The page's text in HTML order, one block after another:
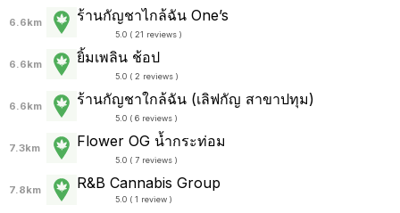
6.6km ร้านกัญชาไกล้ฉัน One’s
5.0 ( 21 reviews )
6.6km ยิ้มเพลิน ช้อป
5.0 ( 2 reviews )
6.6km ร้านกัญชาใกล้ฉัน (เลิฟกัญ สาขาปทุม)
5.0 ( 6 reviews )
7.3km Flower OG น้ำกระท่อม
5.0 ( 7 reviews )
7.8km R&B Cannabis Group
5.0 ( 1 review )